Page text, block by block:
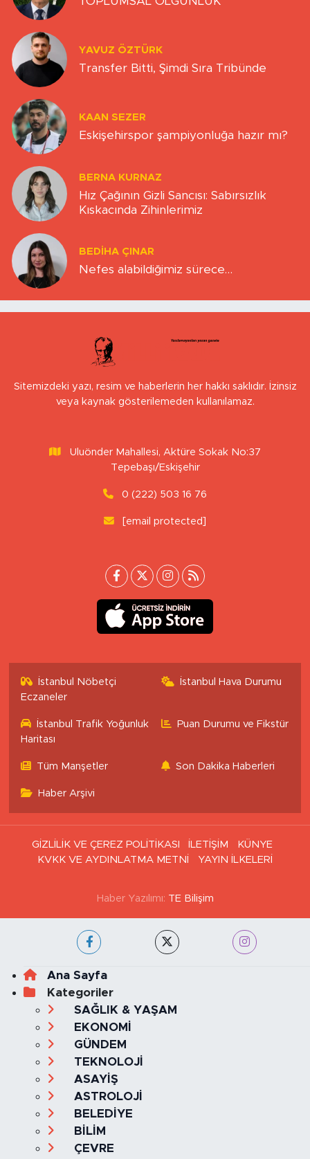
YAVUZ ÖZTÜRK
Transfer Bitti, Şimdi Sıra Tribünde
KAAN SEZER
Eskişehirspor şampiyonluğa hazır mı?
BERNA KURNAZ
Hız Çağının Gizli Sancısı: Sabırsızlık
Kıskacında Zihinlerimiz
BEDIHA ÇINAR
Nefes alabildiğimiz sürece…
Sitemizdeki yazı, resim ve haberlerin her hakkı saklıdır. İzinsiz
veya kaynak gösterilemeden kullanılamaz.
Uluönder Mahallesi, Aktüre Sokak No:37
Tepebaşı/Eskişehir
0 (222) 503 16 76
[email protected]
İstanbul Nöbetçi
Eczaneler
İstanbul Hava Durumu
İstanbul Trafik Yoğunluk
Haritası
Puan Durumu ve Fikstür
Tüm Manşetler Son Dakika Haberleri
Haber Arşivi
GİZLİLİK VE ÇEREZ POLİTİKASI İLETİŞİM
KÜNYE
KVKK VE AYDINLATMA METNİ
YAYIN İLKELERİ
Haber Yazılımı: TE Bilişim
Ana Sayfa
Kategoriler
SAĞLIK & YAŞAM
EKONOMİ
GÜNDEM
TEKNOLOJİ
ASAYİŞ
ASTROLOJİ
BELEDİYE
BİLİM
ÇEVRE